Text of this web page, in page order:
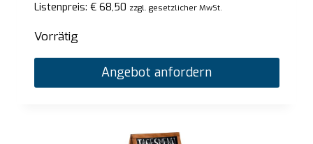
Listenpreis: €68,50 zzgl. gesetzlicher MwSt.
Vorrätig
Angebot anfordern